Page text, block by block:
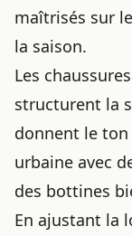
maîtrisés sur
la saison.
Les
structurent la
donnent le ton
urbaine avec
des bottines
En ajustant la